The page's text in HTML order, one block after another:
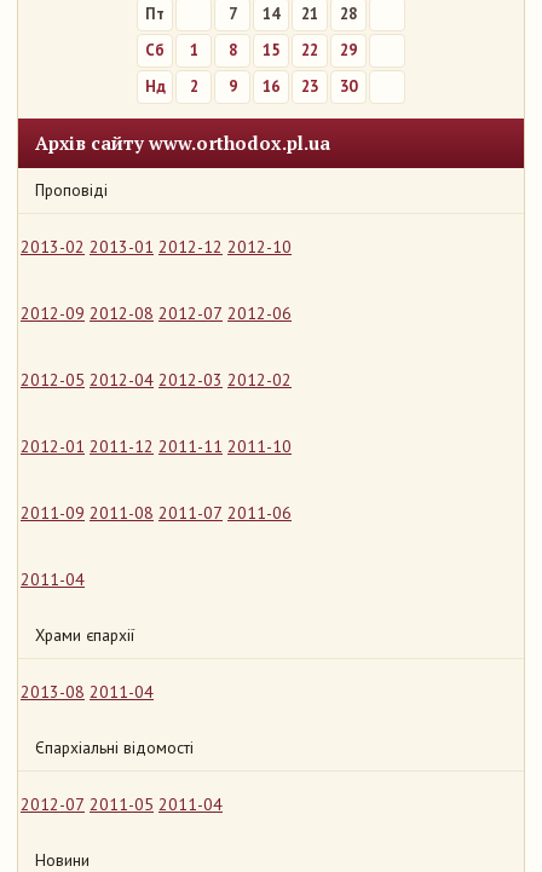
Пт
7 14 21
28
Сб
1 8 15 22
29
Нд
2 9 16 23 30
Архів сайту www.orthodox.pl.ua
Проповіді
2013-02 2013-01 2012-12 2012-10
2012-09 2012-08 2012-07 2012-06
2012-05 2012-04 2012-03 2012-02
2012-01 2011-12 2011-11 2011-10
2011-09 2011-08 2011-07 2011-06
2011-04
Храми єпархії
2013-08 2011-04
Єпархіальні відомості
2012-07 2011-05 2011-04
Новини